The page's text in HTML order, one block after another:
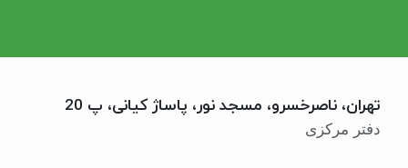
تهران، ناصرخسرو، مسجد نور، پاساژ کیانی، پ 20
دفتر مرکزی